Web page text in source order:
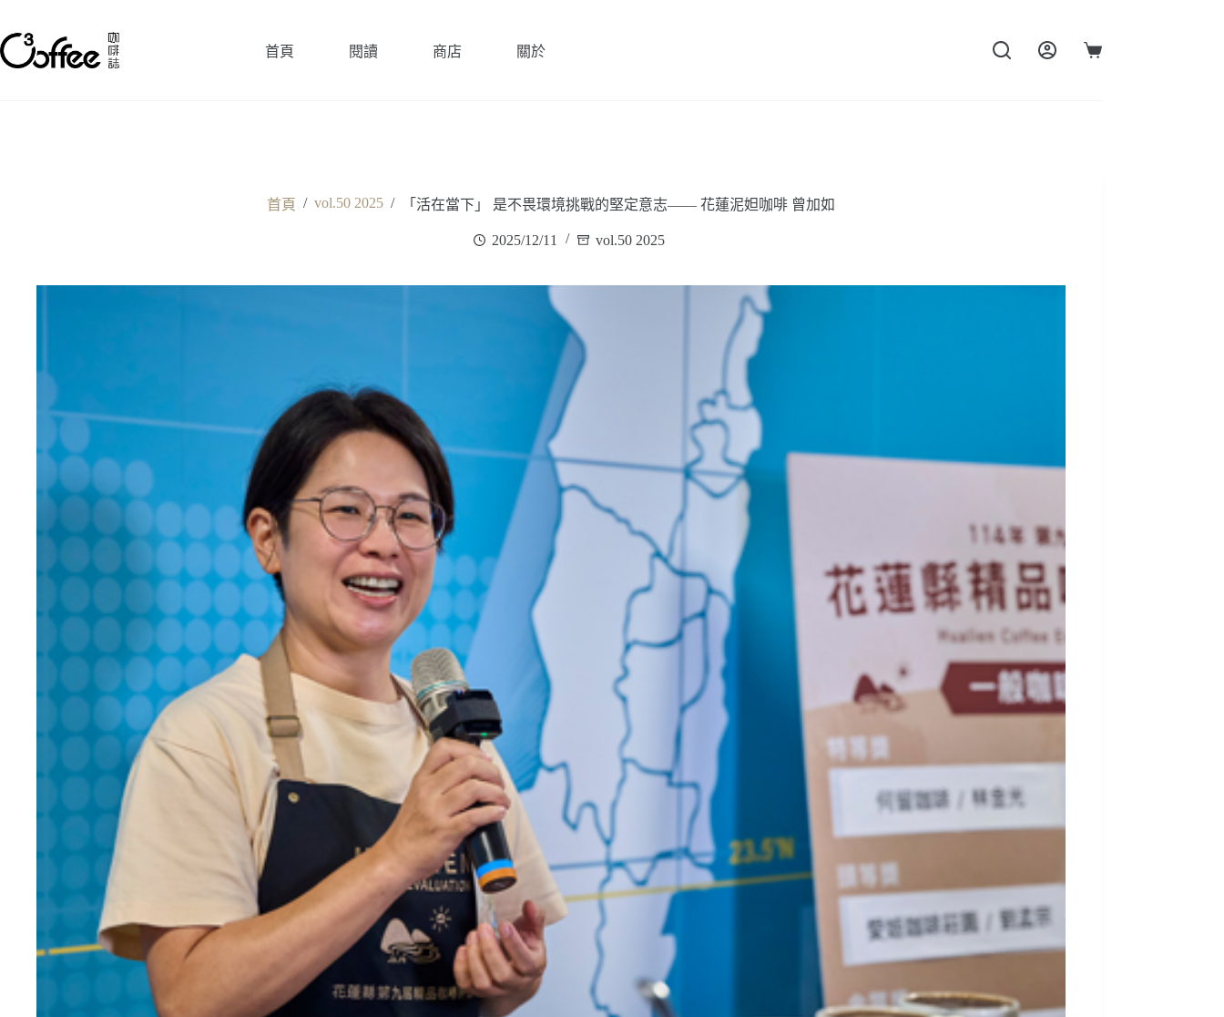
至
主
首頁 閱讀 商店 關於
購
首頁 / vol.50 2025 / 「活在當下」 是不畏環境挑戰的堅定意志—— 花蓮泥妲咖啡 曾加如
2025/12/11 vol.50 2025